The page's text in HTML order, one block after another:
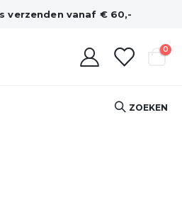
verzenden vanaf € 60,-
0
ZOEKEN